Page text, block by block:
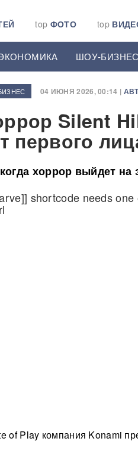
top ФОТО top
ШОУ-БИЗНЕС
04 ИЮНЯ 2026, 00:14 |
Silent
первого
хоррор выйдет на
shortcode needs
of Play компания Konami